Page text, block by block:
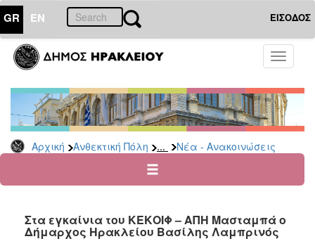
GR EN ΕΙΣΟΔΟΣ
Toggle
Αρχική Ανθεκτική Πόλη ... Νέα - Ανακοινώσεις
ΑΝΘΕΚΤΙΚΗ
ΠΟΛΗ
Κοινωνική
Πολιτική
Νέα
Ανακοινώσεις
για
Οικονομική
Στα εγκαίνια του ΚΕΚΟΙΦ – ΑΠΗ Μασταμπά ο
Δήμαρχος Ηρακλείου Βασίλης Λαμπρινός